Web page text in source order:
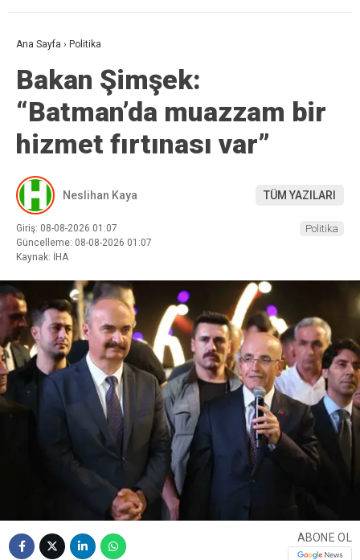
Ana Sayfa › Politika
Bakan Şimşek:
“Batman’da muazzam bir
hizmet fırtınası var”
Neslihan Kaya TÜM YAZILARI
Giriş: 08-08-2026 01:07
Güncelleme: 08-08-2026 01:07
Kaynak: İHA
Politika
ABONE OL